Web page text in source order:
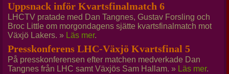
Uppsnack inför Kvartsfinalmatch 6
LHCTV pratade med Dan Tangnes, Gustav Forsling och
Broc Little om morgondagens sjätte kvartsfinalmatch mot
Växjö Lakers. » Läs mer.
Presskonferens LHC-Växjö Kvartsfinal 5
På presskonferensen efter matchen medverkade Dan
Tangnes från LHC samt Växjös Sam Hallam. » Läs mer.